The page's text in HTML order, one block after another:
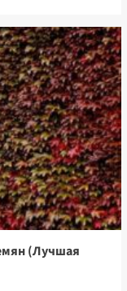
(Лучшая